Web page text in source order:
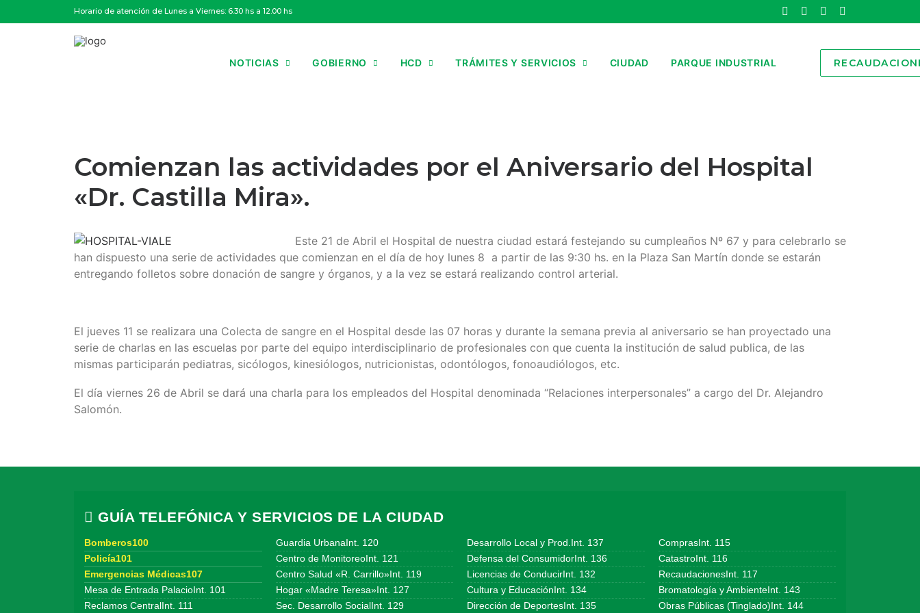
Horario de atención de Lunes a Viernes: 6.30 hs a 12.00 hs
NOTICIAS GOBIERNO HCD TRÁMITES Y SERVICIOS CIUDAD PARQUE INDUSTRIAL
Comienzan las actividades por el Aniversario del Hospital
«Dr. Castilla Mira».
Este 21 de Abril el Hospital de nuestra ciudad estará festejando su cumpleaños Nº 67 y para celebrarlo se
han dispuesto una serie de actividades que comienzan en el día de hoy lunes 8 a partir de las 9:30 hs. en la Plaza San Martín donde se estarán
entregando folletos sobre donación de sangre y órganos, y a la vez se estará realizando control arterial.
El jueves 11 se realizara una Colecta de sangre en el Hospital desde las 07 horas y durante la semana previa al aniversario se han proyectado una
serie de charlas en las escuelas por parte del equipo interdisciplinario de profesionales con que cuenta la institución de salud publica, de las
mismas participarán pediatras, sicólogos, kinesiólogos, nutricionistas, odontólogos, fonoaudiólogos, etc.
El día viernes 26 de Abril se dará una charla para los empleados del Hospital denominada “Relaciones interpersonales” a cargo del Dr. Alejandro
Salomón.
GUÍA TELEFÓNICA Y SERVICIOS DE LA CIUDAD
Bomberos100
Policía101
Emergencias Médicas107
Mesa de Entrada PalacioInt. 101
Reclamos CentralInt. 111
Guardia UrbanaInt. 120
Centro de MonitoreoInt. 121
Centro Salud «R. Carrillo»Int. 119
Hogar «Madre Teresa»Int. 127
Sec. Desarrollo SocialInt. 129
Desarrollo Local y Prod.Int. 137
Defensa del ConsumidorInt. 136
Licencias de ConducirInt. 132
Cultura y EducaciónInt. 134
Dirección de DeportesInt. 135
ComprasInt. 115
CatastroInt. 116
RecaudacionesInt. 117
Bromatología y AmbienteInt. 143
Obras Públicas (Tinglado)Int. 144